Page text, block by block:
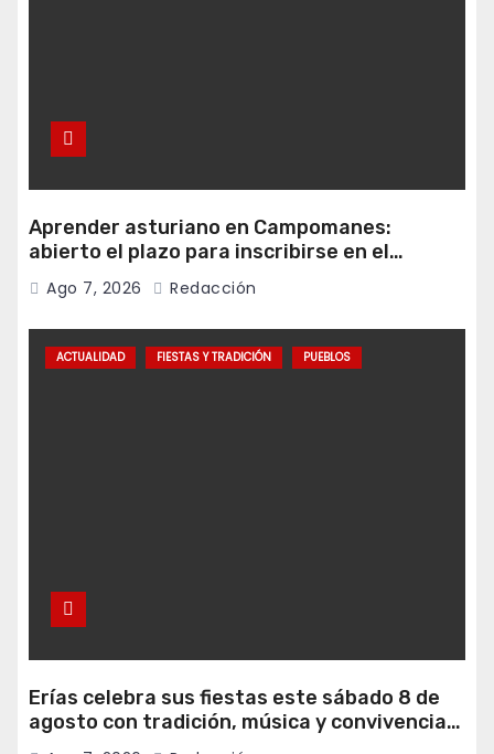
Aprender asturiano en Campomanes:
abierto el plazo para inscribirse en el
programa Falamos
Ago 7, 2026 Redacción
ACTUALIDAD FIESTAS Y TRADICIÓN PUEBLOS
Erías celebra sus fiestas este sábado 8 de
agosto con tradición, música y convivencia
vecinal